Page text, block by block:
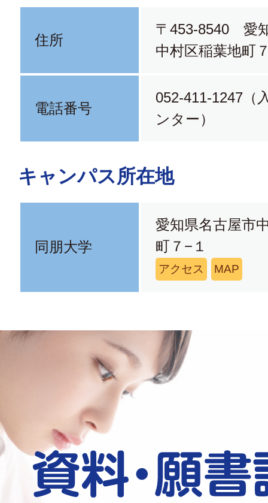
住所
〒453-8540 愛
中村区稲葉地町
電話番号
052-411-1247（
ンター）
キャンパス所在地
同朋大学
愛知県名古屋市
町７−１
アクセス MAP